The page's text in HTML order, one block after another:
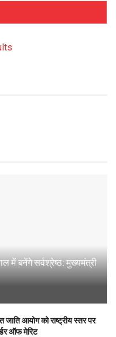
में बनेंगे सर्वश्रेष्ठ: मुख्यमंत्री
आयोग को राष्ट्रीय स्तर पर
ऑफ मेरिट